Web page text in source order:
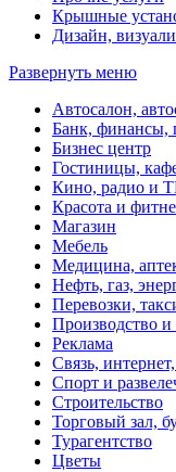
Крышные
Дизайн,
Развернуть меню
Автосалон,
Банк, финансы,
Бизнес центр
Гостиницы,
Кино, радио и
Красота и
Магазин
Мебель
Медицина,
Нефть, газ,
Перевозки,
Производство и
Реклама
Связь,
Спорт и
Строительство
Торговый зал,
Турагентство
Цветы